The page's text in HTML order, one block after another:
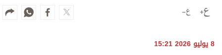
8 يوليو 2026 15:21